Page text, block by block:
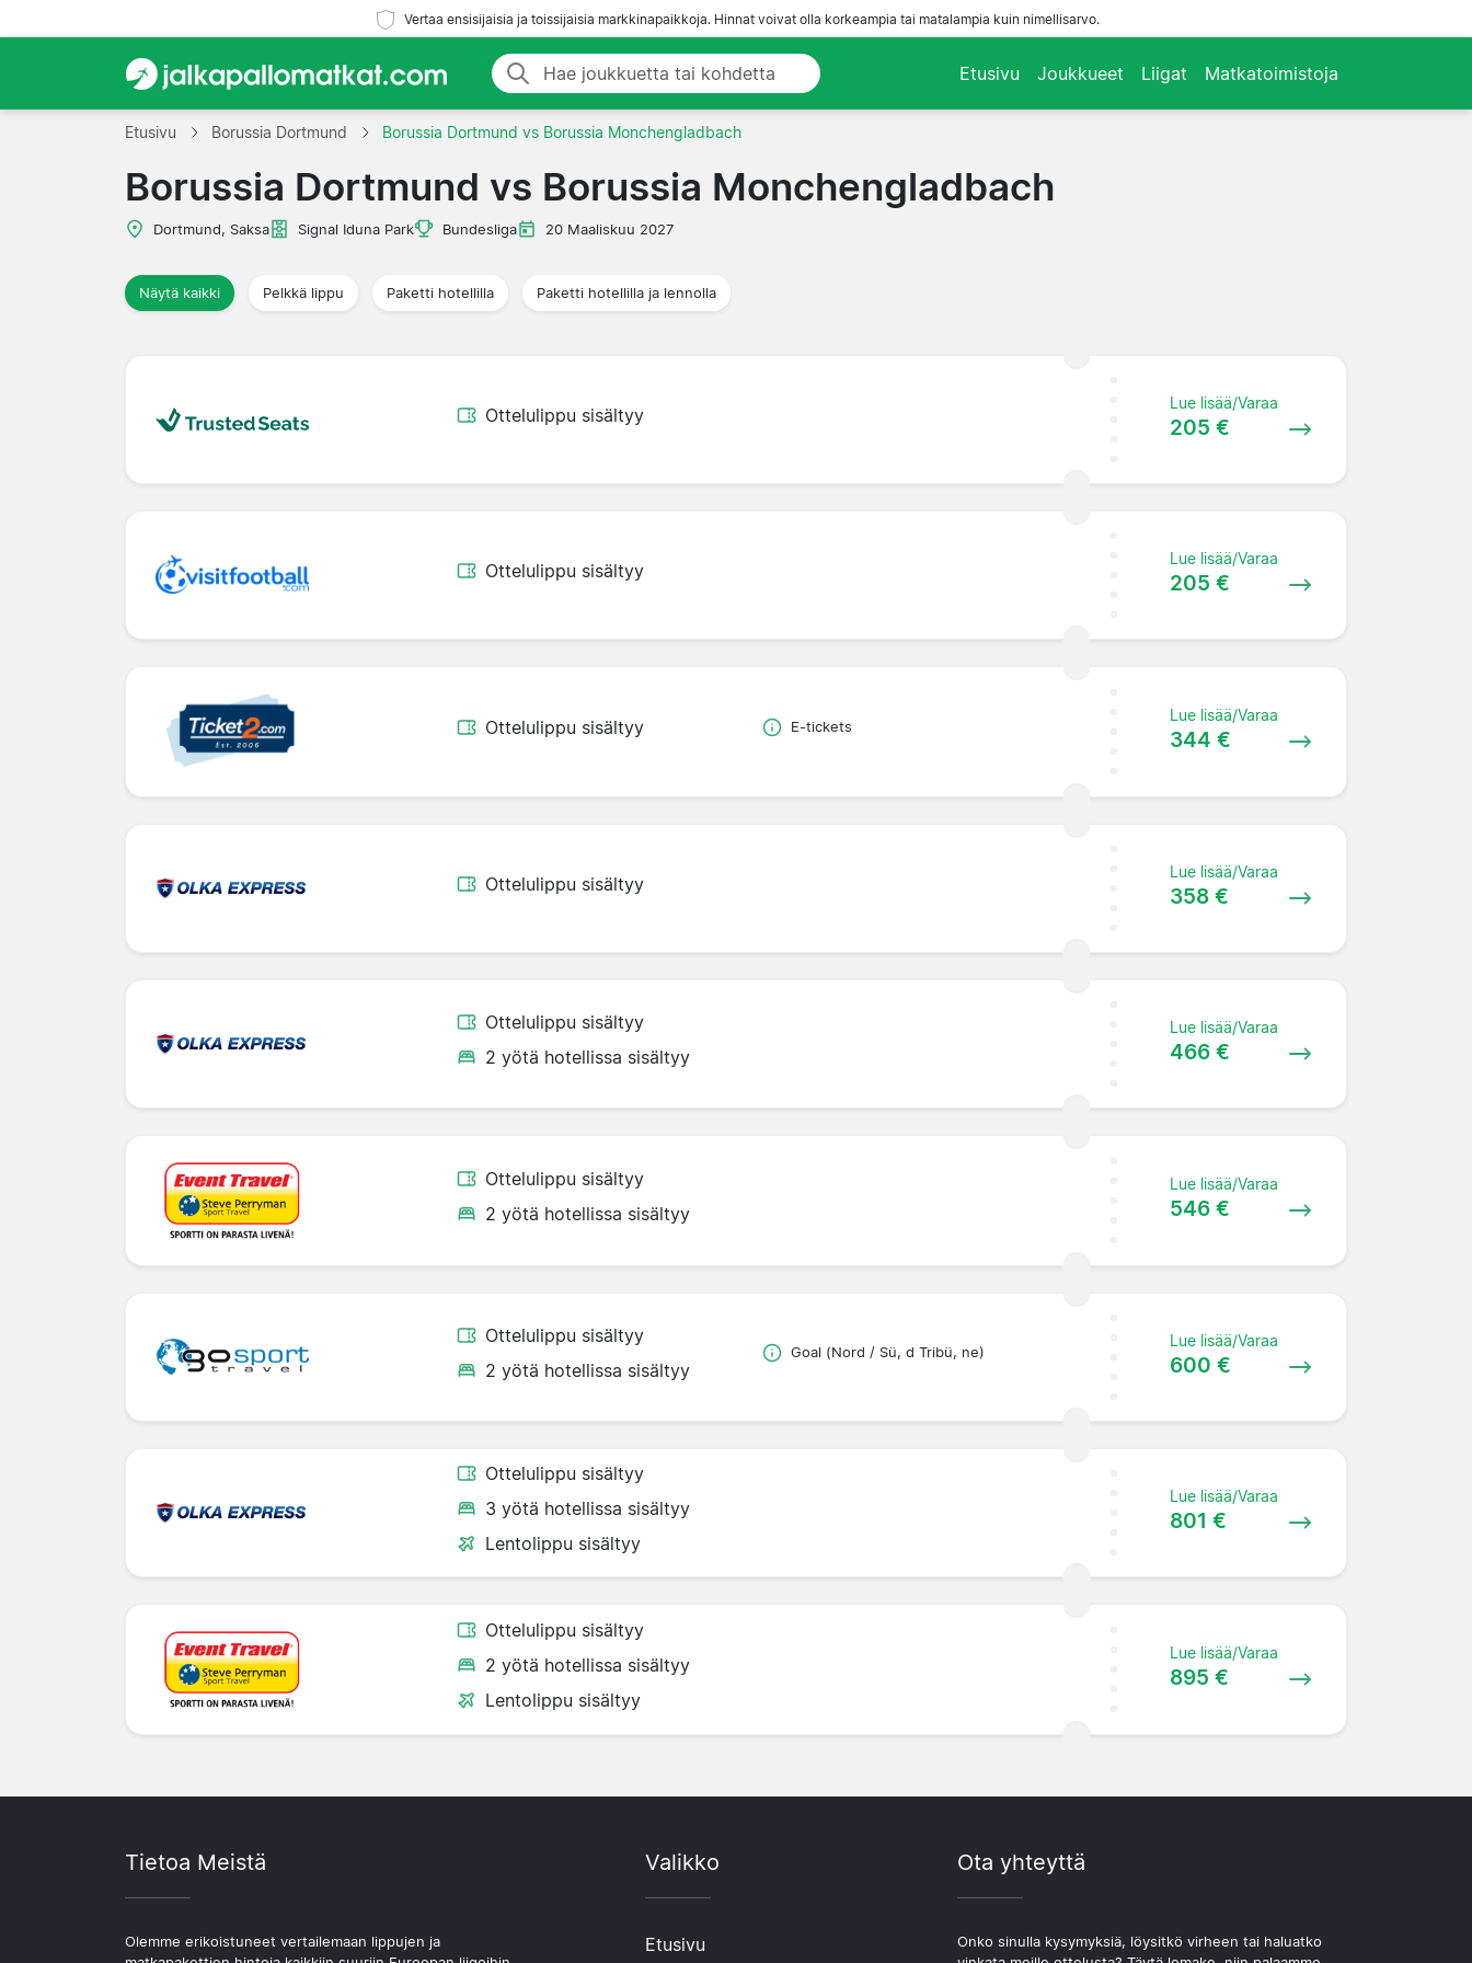
Vertaa ensisijaisia ja toissijaisia markkinapaikkoja. Hinnat voivat olla korkeampia tai matalampia kuin nimellisarvo.
Etusivu Joukkueet Liigat Matkatoimistoja
Etusivu Borussia Dortmund Borussia Dortmund vs Borussia Monchengladbach
Borussia Dortmund vs Borussia Monchengladbach
Dortmund, Saksa Signal Iduna Park Bundesliga 20 Maaliskuu 2027
Näytä kaikki Pelkkä lippu Paketti hotellilla Paketti hotellilla ja lennolla
Ottelulippu sisältyy
Lue lisää/Varaa
205 €
Ottelulippu sisältyy
Lue lisää/Varaa
205 €
Ottelulippu sisältyy E-tickets
Lue lisää/Varaa
344 €
Ottelulippu sisältyy
Lue lisää/Varaa
358 €
Ottelulippu sisältyy
2 yötä hotellissa sisältyy
Lue lisää/Varaa
466 €
Ottelulippu sisältyy
2 yötä hotellissa sisältyy
Lue lisää/Varaa
546 €
Ottelulippu sisältyy
2 yötä hotellissa sisältyy
Goal (Nord / Sü, d Tribü, ne)
Lue lisää/Varaa
600 €
Ottelulippu sisältyy
3 yötä hotellissa sisältyy
Lentolippu sisältyy
Lue lisää/Varaa
801 €
Ottelulippu sisältyy
2 yötä hotellissa sisältyy
Lentolippu sisältyy
Lue lisää/Varaa
895 €
Tietoa Meistä
Olemme erikoistuneet vertailemaan lippujen ja
Valikko
Etusivu
Ota yhteyttä
Onko sinulla kysymyksiä, löysitkö virheen tai haluatko